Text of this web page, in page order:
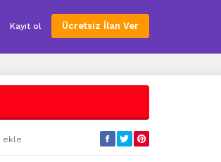
Kayıt ol Ücretsiz İlan Ver
ekle